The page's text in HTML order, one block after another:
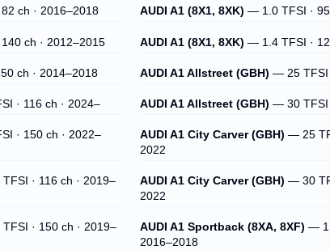
ch · 2016–2018 AUDI A1 (8X1, 8XK) — 1.0 TFSI ·
ch · 2012–2015 AUDI A1 (8X1, 8XK) — 1.4 TFSI ·
ch · 2014–2018 AUDI A1 Allstreet (GBH) — 25 TFSI
· 116 ch · 2024– AUDI A1 Allstreet (GBH) — 30 TFSI
· 150 ch · 2022– AUDI A1 City Carver (GBH) — 25
2022
· 116 ch · 2019–
AUDI A1 City Carver (GBH) — 30
2022
· 150 ch · 2019–
AUDI A1 Sportback (8XA, 8XF) —
2016–2018